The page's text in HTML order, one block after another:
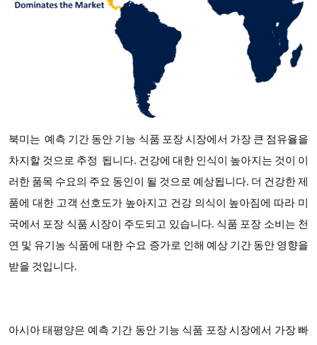
북미는 예측 기간 동안 기능 식품 포장시장에서 가장 큰 점유율을
차지할 것으로 추정 됩니다. 건강에 대한 인식이 높아지는 것이 이
러한 품목 수요의 주요 동인이 될 것으로 예상됩니다. 더 건강한 제
품에 대한 고객 선호도가 높아지고 건강 의식이 높아짐에 따라 미
국에서 포장 식품 시장이 주도되고 있습니다. 식품 포장 소비는 천
연 및 유기농 식품에 대한 수요 증가로 인해 예상 기간 동안 영향을
받을 것입니다.
아시아 태평양은 예측 기간 동안 기능 식품 포장 시장에서 가장 빠